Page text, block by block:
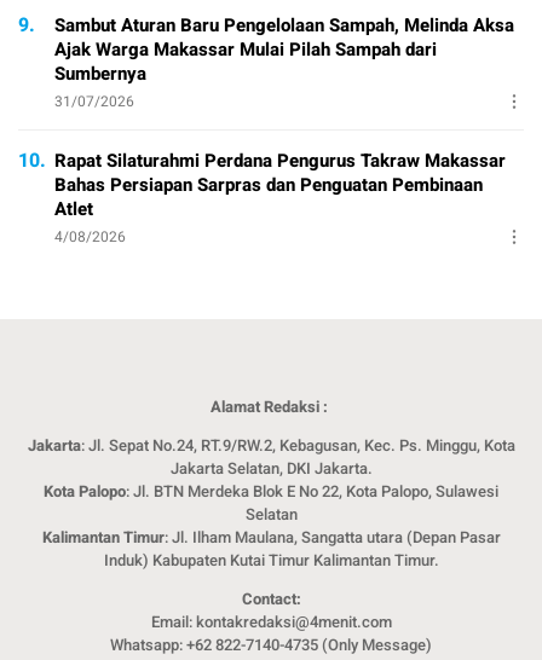
9.
Sambut Aturan Baru Pengelolaan Sampah, Melinda Aksa
Ajak Warga Makassar Mulai Pilah Sampah dari
Sumbernya
31/07/2026
10. Rapat Silaturahmi Perdana Pengurus Takraw Makassar
Bahas Persiapan Sarpras dan Penguatan Pembinaan
Atlet
4/08/2026
Alamat Redaksi :
Jakarta: Jl. Sepat No.24, RT.9/RW.2, Kebagusan, Kec. Ps. Minggu, Kota
Jakarta Selatan, DKI Jakarta.
Kota Palopo: Jl. BTN Merdeka Blok E No 22, Kota Palopo, Sulawesi
Selatan
Kalimantan Timur: Jl. Ilham Maulana, Sangatta utara (Depan Pasar
Induk) Kabupaten Kutai Timur Kalimantan Timur.
Contact:
Email: kontakredaksi@4menit.com
Whatsapp: +62 822-7140-4735 (Only Message)